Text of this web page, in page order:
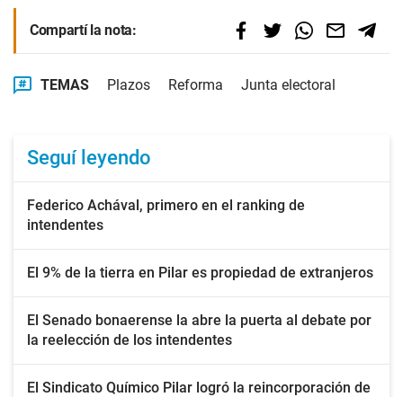
Compartí la nota:
TEMAS Plazos Reforma Junta electoral
Seguí leyendo
Federico Achával, primero en el ranking de
intendentes
El 9% de la tierra en Pilar es propiedad de extranjeros
El Senado bonaerense la abre la puerta al debate por
la reelección de los intendentes
El Sindicato Químico Pilar logró la reincorporación de